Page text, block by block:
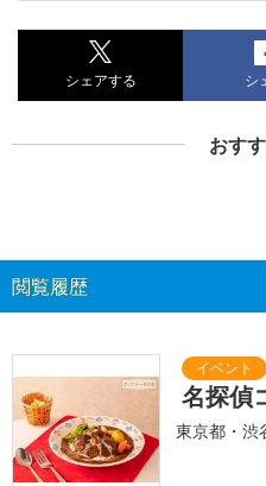
シェアする シ
おす
閲覧履歴
名探偵
東京都・渋